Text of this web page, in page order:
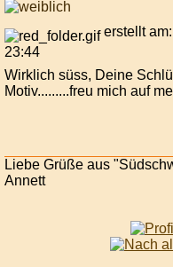
erstellt
23:44
Wirklich süss, Deine
Motiv.........freu mich auf
Liebe Grüße aus
Annett